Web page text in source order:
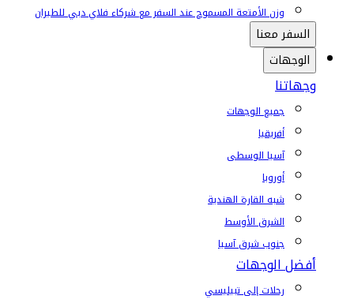
وزن الأمتعة المسموح عند السفر مع شركاء فلاي دبي للطيران
السفر معنا
الوجهات
وجهاتنا
جميع الوجهات
أفريقيا
آسيا الوسطى
أوروبا
شبه القارة الهندية
الشرق الأوسط
جنوب شرق آسيا
أفضل الوجهات
رحلات إلى تبيليسي